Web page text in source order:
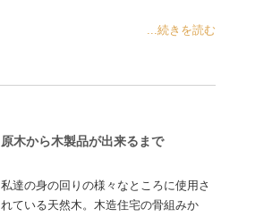
...続きを読む
原木から木製品が出来るまで
私達の身の回りの様々なところに使用さ
れている天然木。木造住宅の骨組みか